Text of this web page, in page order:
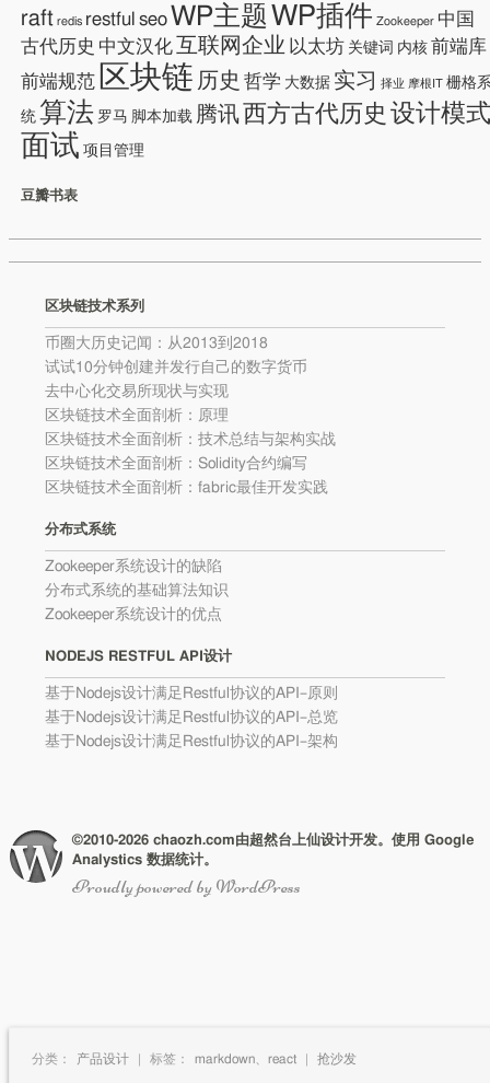
分类： 产品设计 标签： markdown 、react 抢沙发
raft redis restful seo WP主题 WP插件 Zookeeper 中国
古代历史 中文汉化互联网企业 以太坊 关键词 内核 前端库
前端规范 区块链 历史 哲学 大数据 实习 择业 摩根IT 栅格
统 算法 罗马 脚本加载 腾讯 西方古代历史 设计模
面试 项目管理
豆瓣书表
区块链技术系列
币圈大历史记闻：从2013到2018
试试10分钟创建并发行自己的数字货币
去中心化交易所现状与实现
区块链技术全面剖析：原理
区块链技术全面剖析：技术总结与架构实战
区块链技术全面剖析：Solidity合约编写
区块链技术全面剖析：fabric最佳开发实践
分布式系统
Zookeeper系统设计的缺陷
分布式系统的基础算法知识
Zookeeper系统设计的优点
NODEJS RESTFUL API设计
基于Nodejs设计满足Restful协议的API–原则
基于Nodejs设计满足Restful协议的API–总览
基于Nodejs设计满足Restful协议的API–架构
©2010-2026 chaozh.com由超然台上仙设计开发。使用 Google
Analystics 数据统计。
Proudly powered by WordPress